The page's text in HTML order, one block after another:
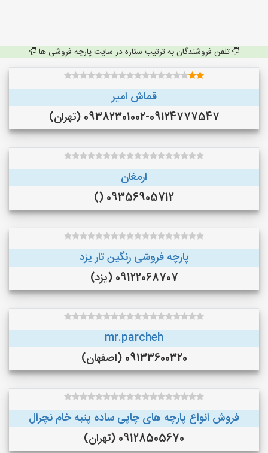
تلفن فروشندگان به ترتیب ستاره در سایت پارچه فروشی ها
قماش امیر
09382301002-09124777547 (تهران)
ارمغان
09356905712 ()
پارچه فروشی رنگین تار یزد
09122068707 (یزد)
mr.parcheh
09133600320 (اصفهان)
فروش انواع پارچه های چاپی ساده پنبه خام نچرال
09128505670 (تهران)